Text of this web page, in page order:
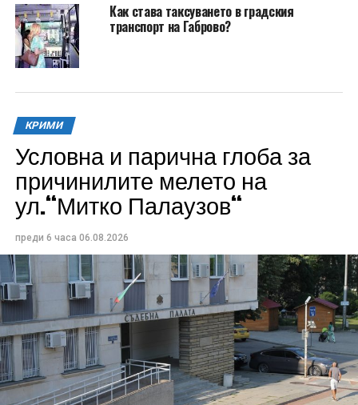
Как става таксуването в градския
транспорт на Габрово?
КРИМИ
Условна и парична глоба за
причинилите мелето на
ул.“Митко Палаузов“
преди 6 часа 06.08.2026